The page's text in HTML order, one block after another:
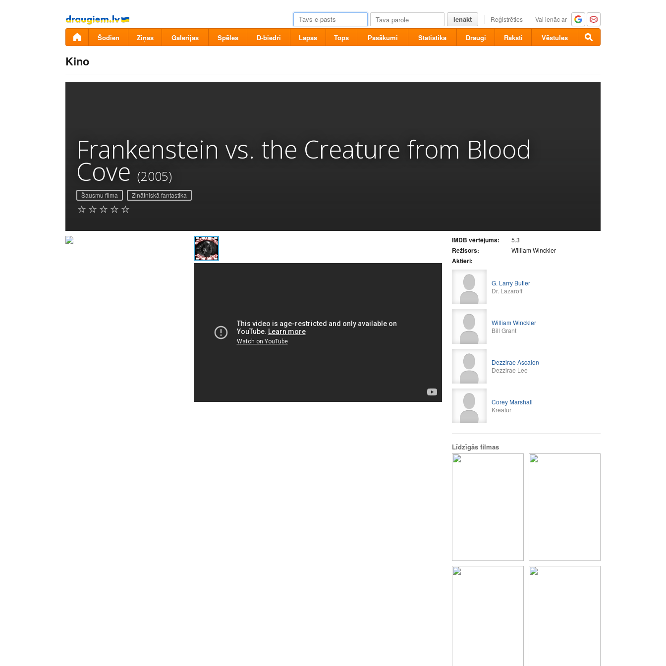
Pāriet
uz
saturu
Ienākt Reģistrēties Vai ienāc ar
Šodien Ziņas Galerijas Spēles D-biedri Lapas Tops Pasākumi Statistika Draugi Raksti Vēstules
Kino
Frankenstein vs. the Creature from Blood
Cove (2005)
Šausmu filma Zinātniskā fantastika
IMDB vērtējums: 5.3
Režisors: William Winckler
Aktieri:
G. Larry Butler
Dr. Lazaroff
William Winckler
Bill Grant
Dezzirae Ascalon
Dezzirae Lee
Corey Marshall
Kreatur
Līdzīgās filmas